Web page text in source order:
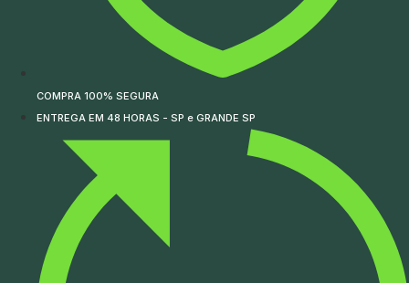
COMPRA 100% SEGURA
ENTREGA EM 48 HORAS - SP e GRANDE SP